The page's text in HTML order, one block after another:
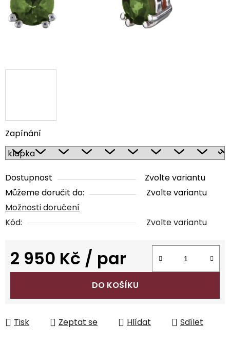
Zapínání
Dostupnost
Zvolte variantu
Můžeme doručit do:
Zvolte variantu
Možnosti doručení
Kód:
Zvolte variantu
2 950 Kč / par
Měrná cena:
DO KOŠÍKU
Tisk Zeptat se Hlídat Sdílet